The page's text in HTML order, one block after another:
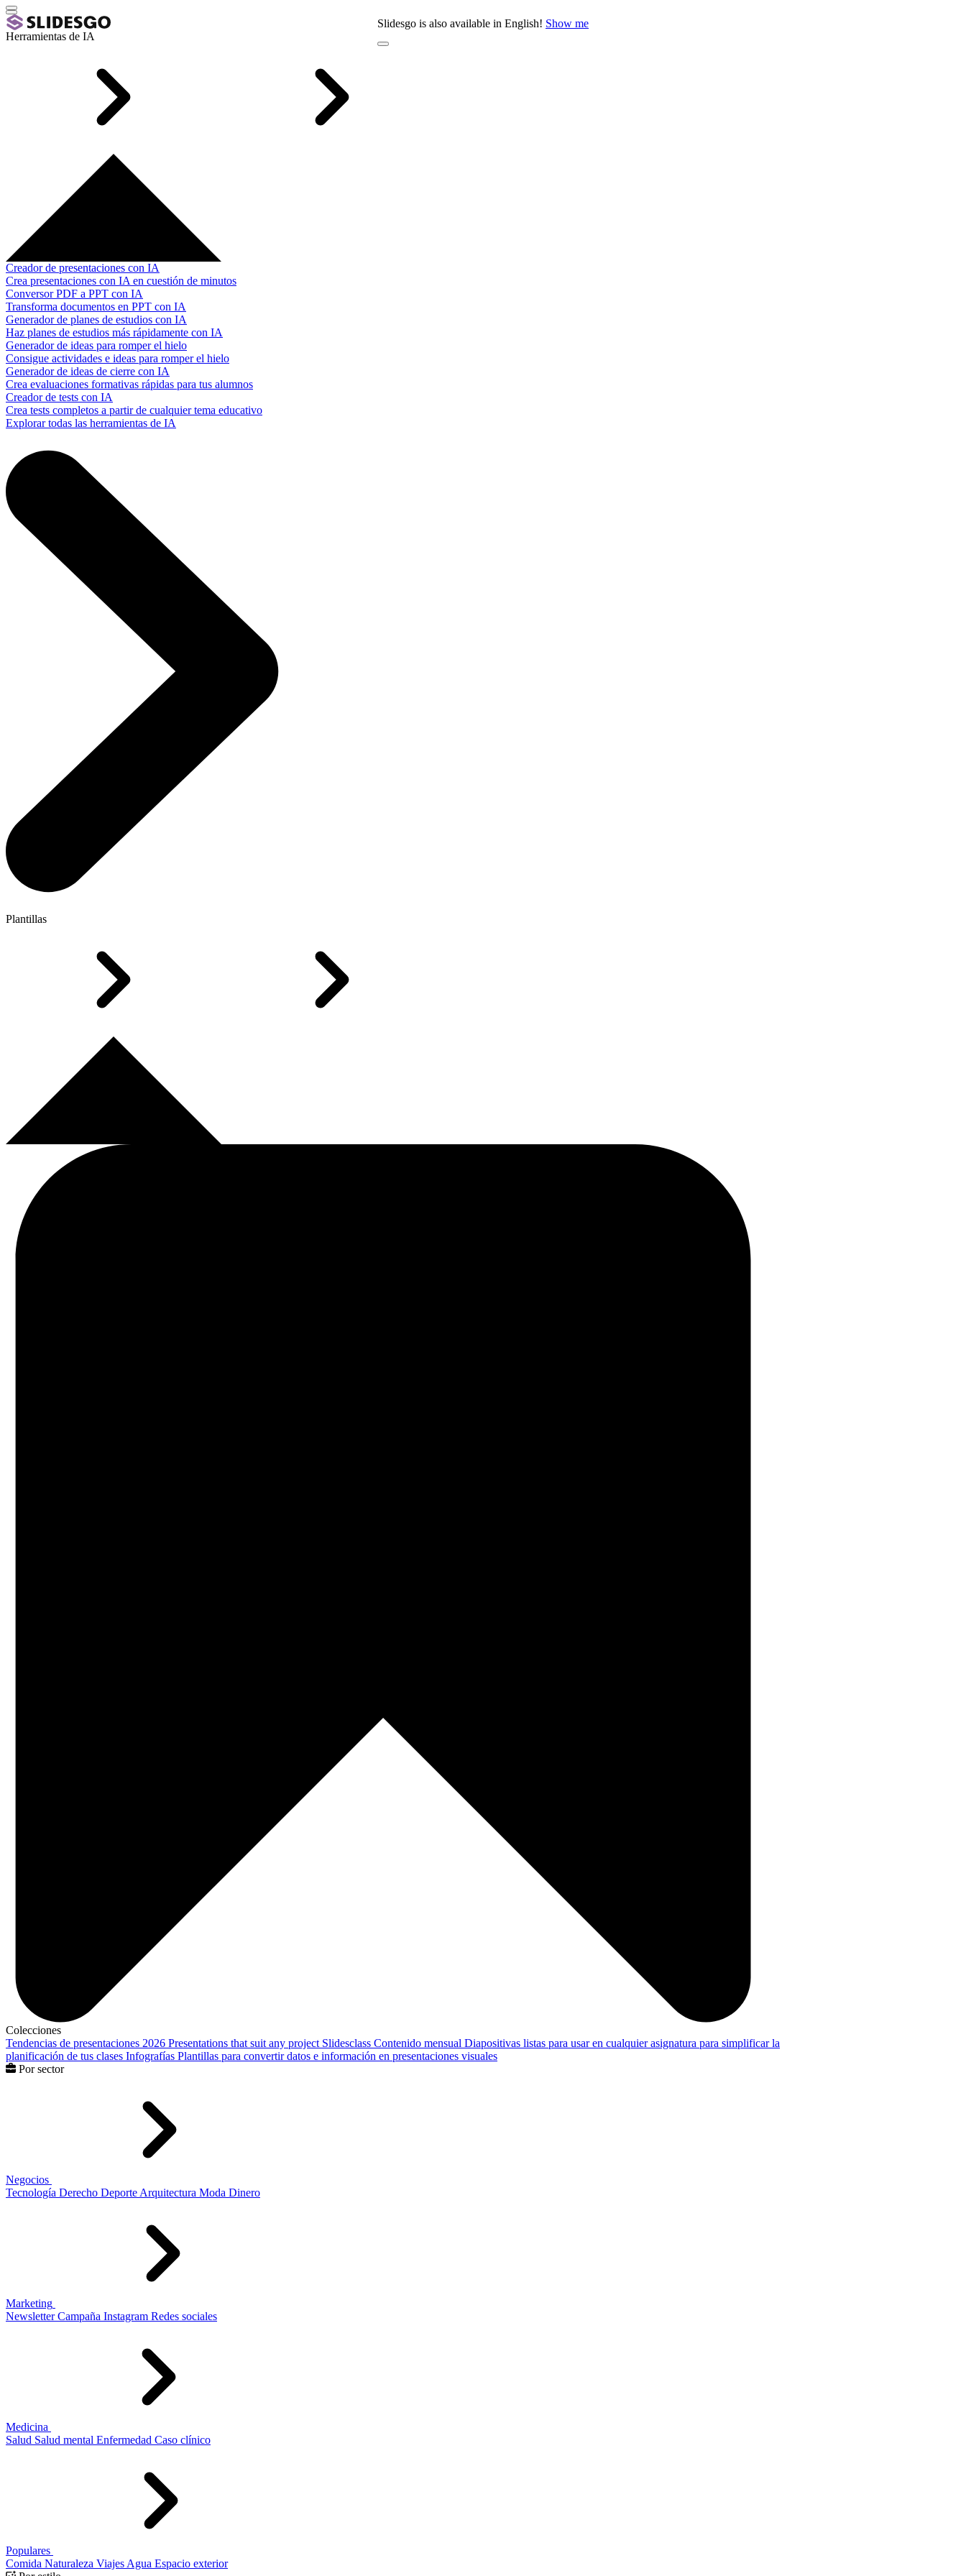
Slidesgo is also available in English! Show me
Herramientas de IA
Creador de presentaciones con IA
Crea presentaciones con IA en cuestión de minutos
Conversor PDF a PPT con IA
Transforma documentos en PPT con IA
Generador de planes de estudios con IA
Haz planes de estudios más rápidamente con IA
Generador de ideas para romper el hielo
Consigue actividades e ideas para romper el hielo
Generador de ideas de cierre con IA
Crea evaluaciones formativas rápidas para tus alumnos
Creador de tests con IA
Crea tests completos a partir de cualquier tema educativo
Explorar todas las herramientas de IA
Plantillas
Colecciones
Tendencias de presentaciones 2026 Presentations that suit any project Slidesclass Contenido mensual Diapositivas listas para usar en cualquier asignatura para simplificar la
planificación de tus clases Infografías Plantillas para convertir datos e información en presentaciones visuales
Por sector
Negocios
Tecnología Derecho Deporte Arquitectura Moda Dinero
Marketing
Newsletter Campaña Instagram Redes sociales
Medicina
Salud Salud mental Enfermedad Caso clínico
Populares
Comida Naturaleza Viajes Agua Espacio exterior